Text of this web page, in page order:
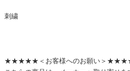
刺繍
★★★★★＜お客様へのお願い＞